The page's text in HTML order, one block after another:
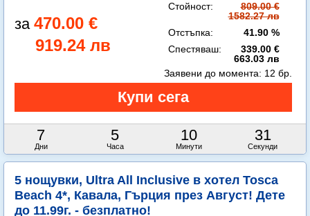
470.00 €
919.24 лв
Стойност:
809.00 €
1582.27 лв
Отстъпка:
41.90 %
Спестяваш:
339.00 €
663.03 лв
7
Дни
5
Часа
10
Минути
30
Секунди
Заявени до момента: 12 бр.
5 нощувки, Ultra All Inclusive в хотел Tosca
Beach 4*, Кавала, Гърция през Август! Дете
до 11.99г. - безплатно!